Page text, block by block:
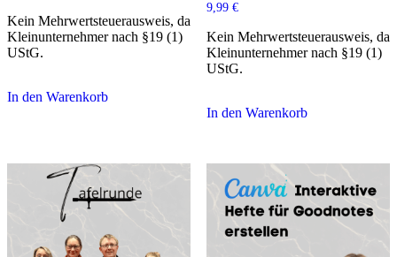
Kein Mehrwertsteuerausweis, da
Kleinunternehmer nach §19 (1)
UStG.
In den Warenkorb
9,99 €
Kein Mehrwertsteuerausweis, da
Kleinunternehmer nach §19 (1)
UStG.
In den Warenkorb